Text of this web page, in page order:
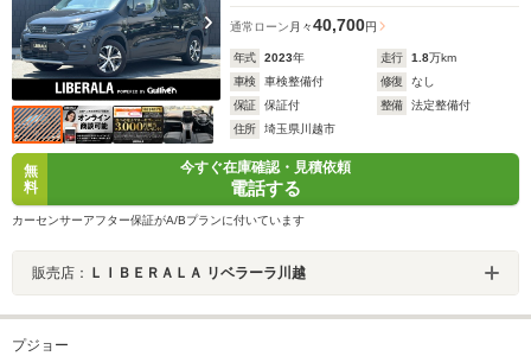
通常ローン 月々40,700円
年式 2023年 走行 1.8万km
車検
車検整備付 修復
なし
保証
保証付 整備
法定整備付
住所
埼玉県川越市
無
料
今すぐ在庫確認・見積依頼
電話する
カーセンサーアフター保証がA/Bプランに付いています
販売店： ＬＩＢＥＲＡＬＡ リベラーラ川越
プジョー